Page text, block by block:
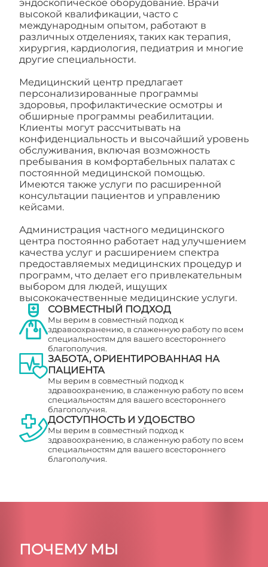
эндоскопическое оборудование. Врачи
высокой квалификации, часто с
международным опытом, работают в
различных отделениях, таких как терапия,
хирургия, кардиология, педиатрия и многие
другие специальности.
Медицинский центр предлагает
персонализированные программы
здоровья, профилактические осмотры и
обширные программы реабилитации.
Клиенты могут рассчитывать на
конфиденциальность и высочайший уровень
обслуживания, включая возможность
пребывания в комфортабельных палатах с
постоянной медицинской помощью.
Имеются также услуги по расширенной
консультации пациентов и управлению
кейсами.
Администрация частного медицинского
центра постоянно работает над улучшением
качества услуг и расширением спектра
предоставляемых медицинских процедур и
программ, что делает его привлекательным
выбором для людей, ищущих
высококачественные медицинские услуги.
СОВМЕСТНЫЙ ПОДХОД
Мы верим в совместный подход к
здравоохранению, в слаженную работу по всем
специальностям для вашего всестороннего
благополучия.
ЗАБОТА, ОРИЕНТИРОВАННАЯ НА
ПАЦИЕНТА
Мы верим в совместный подход к
здравоохранению, в слаженную работу по всем
специальностям для вашего всестороннего
благополучия.
ДОСТУПНОСТЬ И УДОБСТВО
Мы верим в совместный подход к
здравоохранению, в слаженную работу по всем
специальностям для вашего всестороннего
благополучия.
ПОЧЕМУ МЫ